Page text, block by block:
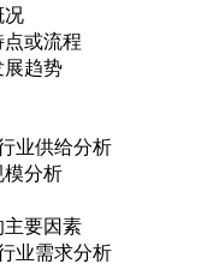
或流程
趋势
业供给分析
分析
要因素
业需求分析